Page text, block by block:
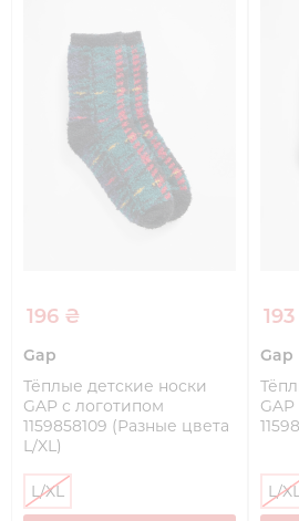
196 ₴
Gap
Тёплые детские носки
GAP с логотипом
1159858109 (Разные цвета
L/XL)
L/XL
Gap
L/